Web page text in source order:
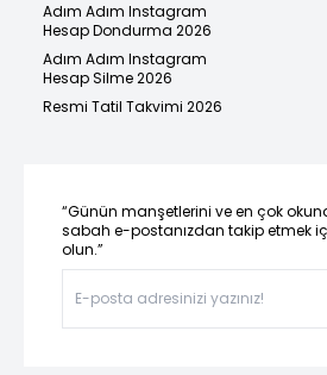
Adım Adım Instagram
Hesap Dondurma 2026
Adım Adım Instagram
Hesap Silme 2026
Resmi Tatil Takvimi 2026
“Günün manşetlerini ve en çok
sabah e-postanızdan takip etmek
olun.”